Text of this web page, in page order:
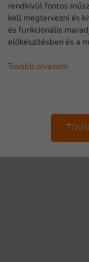
rendkívül fontos
kell megtervezni és
és funkcionális
előkészítésben és a
Tovább olvasom